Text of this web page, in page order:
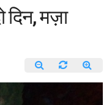
दिन, मज़ा